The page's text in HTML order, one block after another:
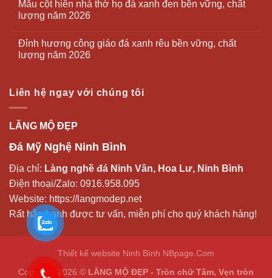
Mẫu cột hiên nhà thờ họ đá xanh đen bền vững, chất
lượng năm 2026
Đỉnh hương công giáo đá xanh rêu bền vững, chất
lượng năm 2026
Liên hệ ngay với chúng tôi
LĂNG MỘ ĐẸP
Đá Mỹ Nghệ Ninh Bình
Địa chỉ: Làng nghề đá Ninh Vân, Hoa Lư, Ninh Bình
Điện thoại/Zalo: 0916.958.095
Website: https://langmodep.net
Rất hân hạnh được tư vấn, miễn phí cho quý khách hàng!
Thiết kế website Ninh Bình NBpage.Com
Copyright 2026 © LĂNG MỘ ĐẸP - Tròn chữ Tâm, Vẹn tròn